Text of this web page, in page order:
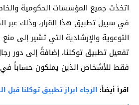
اتخذت جميع المؤسسات الحكومية
في سبيل تطبيق هذا القرار، وذلك عبر
التوعوية والإرشادية التي تشير إلى
تفعيل تطبيق توكلنا، إضافةً إلى دور
فقط للأشخاص الذين يملكون حساباً في
اقرأ أيضاً: الرجاء ابراز تطبيق توكلنا قبل